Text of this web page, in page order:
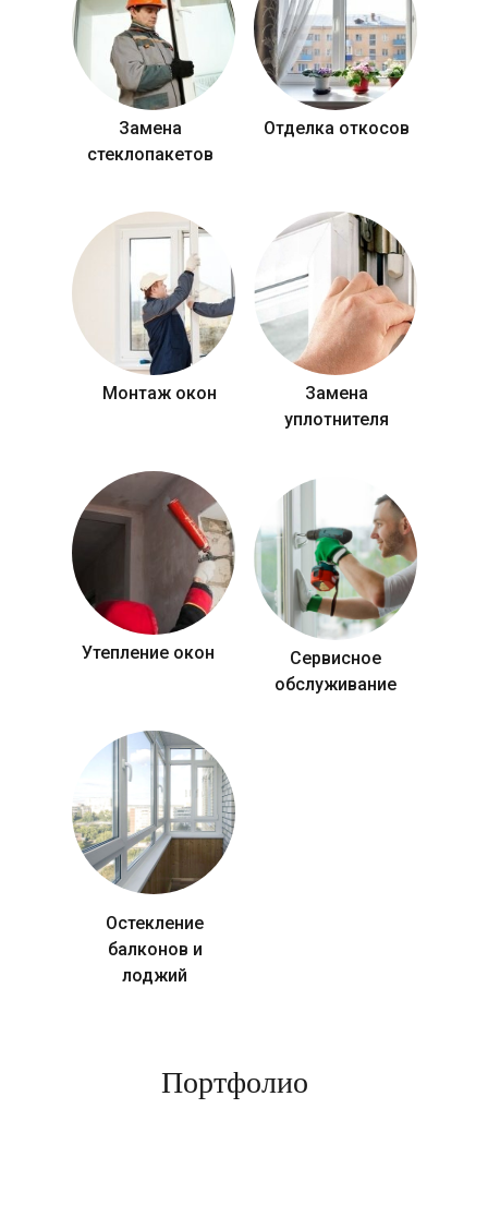
Замена
стеклопакетов
Отделка откосов
Монтаж окон
Замена
уплотнителя
Утепление окон
Сервисное
обслуживание
Остекление
балконов и
лоджий
Портфолио